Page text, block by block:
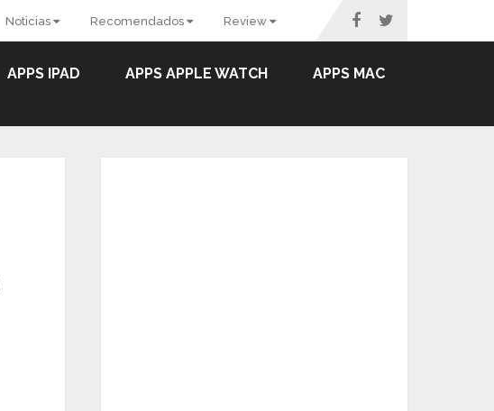
Noticias Recomendados Review
APPS IPAD APPS APPLE WATCH APPS MAC